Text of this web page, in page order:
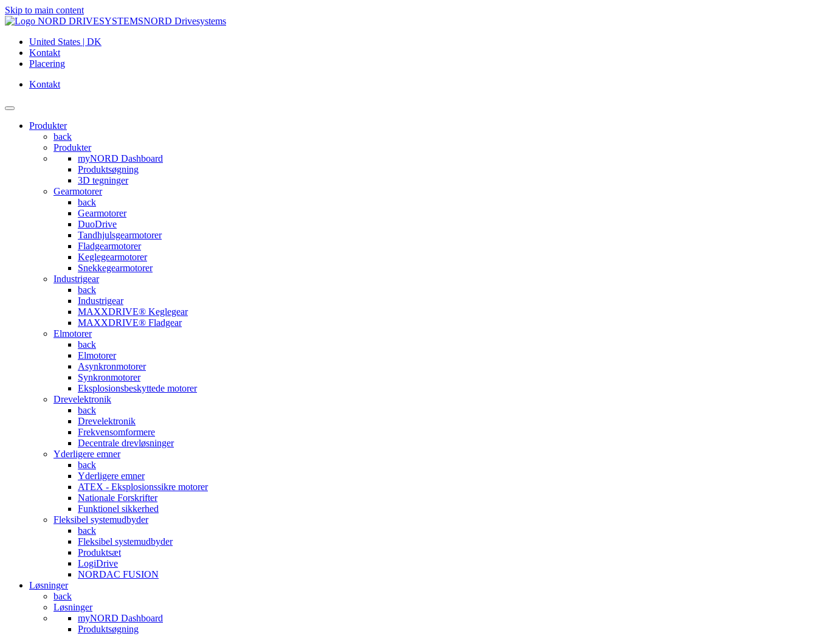
Skip to main content
NORD Drivesystems
United States | DK
Kontakt
Placering
Kontakt
Produkter
back
Produkter
myNORD Dashboard
Produktsøgning
3D tegninger
Gearmotorer
back
Gearmotorer
DuoDrive
Tandhjulsgearmotorer
Fladgearmotorer
Keglegearmotorer
Snekkegearmotorer
Industrigear
back
Industrigear
MAXXDRIVE® Keglegear
MAXXDRIVE® Fladgear
Elmotorer
back
Elmotorer
Asynkronmotorer
Synkronmotorer
Eksplosionsbeskyttede motorer
Drevelektronik
back
Drevelektronik
Frekvensomformere
Decentrale drevløsninger
Yderligere emner
back
Yderligere emner
ATEX - Eksplosionssikre motorer
Nationale Forskrifter
Funktionel sikkerhed
Fleksibel systemudbyder
back
Fleksibel systemudbyder
Produktsæt
LogiDrive
NORDAC FUSION
Løsninger
back
Løsninger
myNORD Dashboard
Produktsøgning